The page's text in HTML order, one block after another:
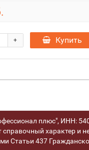
+ Купить
плюс", ИНН:
справочный характер и
Статьи 437